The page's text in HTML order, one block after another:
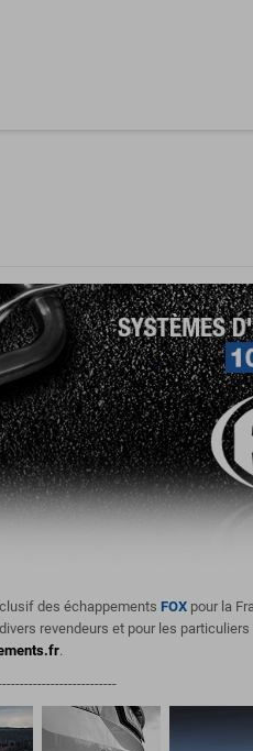
des échappements FOX pour la
revendeurs et pour les
.